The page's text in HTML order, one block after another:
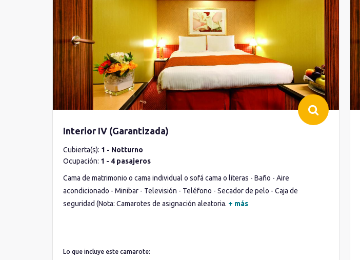
Interior IV (Garantizada)
Cubierta(s): 1 - Notturno
Ocupación: 1 - 4 pasajeros
Cama de matrimonio o cama individual o sofá cama o literas - Baño - Aire
acondicionado - Minibar - Televisión - Teléfono - Secador de pelo - Caja de
seguridad (Nota: Camarotes de asignación aleatoria. + más
Lo que incluye este camarote: